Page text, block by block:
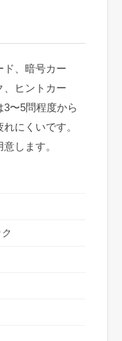
ド、暗号カー
、ヒントカー
3〜5問程度から
にくいです。
します。